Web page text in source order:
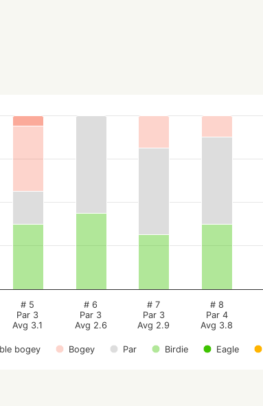
bogey Bogey Par Birdie Eagle
# 5
Par 3
Avg 3.1
# 6
Par 3
Avg 2.6
# 7
Par 3
Avg 2.9
# 8
Par 4
Avg 3.8